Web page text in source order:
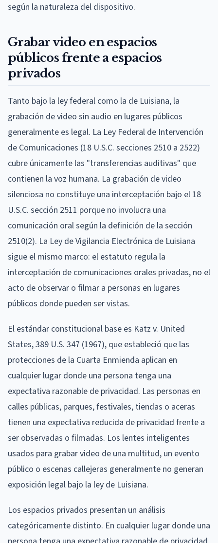
según la naturaleza del dispositivo.
Grabar video en espacios
públicos frente a espacios
privados
Tanto bajo la ley federal como la de Luisiana, la
grabación de video sin audio en lugares públicos
generalmente es legal. La Ley Federal de Intervención
de Comunicaciones (18 U.S.C. secciones 2510 a 2522)
cubre únicamente las "transferencias auditivas" que
contienen la voz humana. La grabación de video
silenciosa no constituye una interceptación bajo el 18
U.S.C. sección 2511 porque no involucra una
comunicación oral según la definición de la sección
2510(2). La Ley de Vigilancia Electrónica de Luisiana
sigue el mismo marco: el estatuto regula la
interceptación de comunicaciones orales privadas, no el
acto de observar o filmar a personas en lugares
públicos donde pueden ser vistas.
El estándar constitucional base es Katz v. United
States, 389 U.S. 347 (1967), que estableció que las
protecciones de la Cuarta Enmienda aplican en
cualquier lugar donde una persona tenga una
expectativa razonable de privacidad. Las personas en
calles públicas, parques, festivales, tiendas o aceras
tienen una expectativa reducida de privacidad frente a
ser observadas o filmadas. Los lentes inteligentes
usados para grabar video de una multitud, un evento
público o escenas callejeras generalmente no generan
exposición legal bajo la ley de Luisiana.
Los espacios privados presentan un análisis
categóricamente distinto. En cualquier lugar donde una